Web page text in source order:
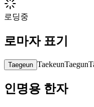
로딩중
로마자 표기
Taegeun TaekeunTaegun
인명용 한자